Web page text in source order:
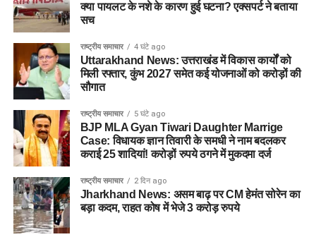
क्या पायलट के नशे के कारण हुई घटना? एक्सपर्ट ने बताया
सच
राष्ट्रीय समाचार 4 घंटे ago
Uttarakhand News: उत्तराखंड में विकास कार्यों को
मिली रफ्तार, कुंभ 2027 समेत कई योजनाओं को करोड़ों की
सौगात
राष्ट्रीय समाचार 5 घंटे ago
BJP MLA Gyan Tiwari Daughter Marrige
Case: विधायक ज्ञान तिवारी के समधी ने नाम बदलकर
कराई 25 शादियां! करोड़ों रुपये ठगने में मुकदमा दर्ज
राष्ट्रीय समाचार 2 दिन ago
Jharkhand News: असम बाढ़ पर CM हेमंत सोरेन का
बड़ा कदम, राहत कोष में भेजे 3 करोड़ रुपये